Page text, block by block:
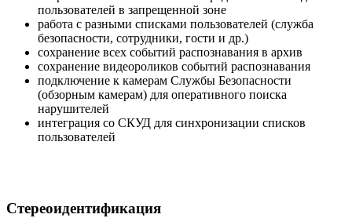
пользователей в запрещенной зоне
работа с разными списками пользователей (служба
безопасности, сотрудники, гости и др.)
сохранение всех событий распознавания в архив
сохранение видеороликов событий распознавания
подключение к камерам Службы Безопасности
(обзорным камерам) для оперативного поиска
нарушителей
интеграция со СКУД для синхронизации списков
пользователей
Стереоидентификация